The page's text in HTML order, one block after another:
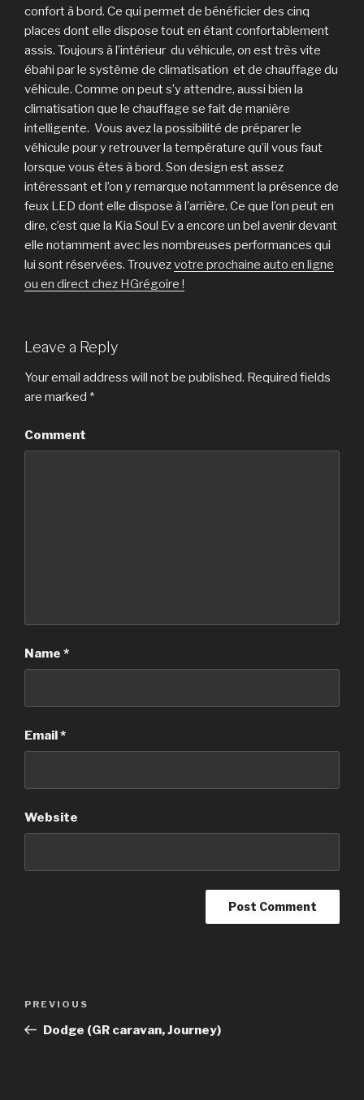
confort à bord. Ce qui permet de bénéficier des cinq
places dont elle dispose tout en étant confortablement
assis. Toujours à l’intérieur du véhicule, on est très vite
ébahi par le système de climatisation et de chauffage du
véhicule. Comme on peut s’y attendre, aussi bien la
climatisation que le chauffage se fait de manière
intelligente. Vous avez la possibilité de préparer le
véhicule pour y retrouver la température qu’il vous faut
lorsque vous êtes à bord. Son design est assez
intéressant et l’on y remarque notamment la présence de
feux LED dont elle dispose à l’arrière. Ce que l’on peut en
dire, c’est que la Kia Soul Ev a encore un bel avenir devant
elle notamment avec les nombreuses performances qui
lui sont réservées. Trouvezvotre prochaine auto en ligne
ou en direct chez HGrégoire !
Leave a Reply
Your email address will not be published. Required fields
are marked *
Comment
Name *
Email*
Website
Post
Previous
Post
PREVIOUS
Dodge (GR caravan, Journey)